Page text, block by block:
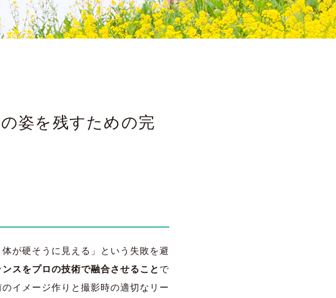
姿を残すための完
が硬そうに見える」という失敗を避
スをプロの技術で融合させることで
イメージ作りと撮影時の適切なリー